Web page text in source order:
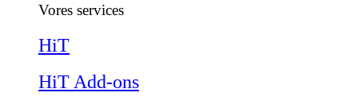
Vores services
HiT
HiT Add-ons